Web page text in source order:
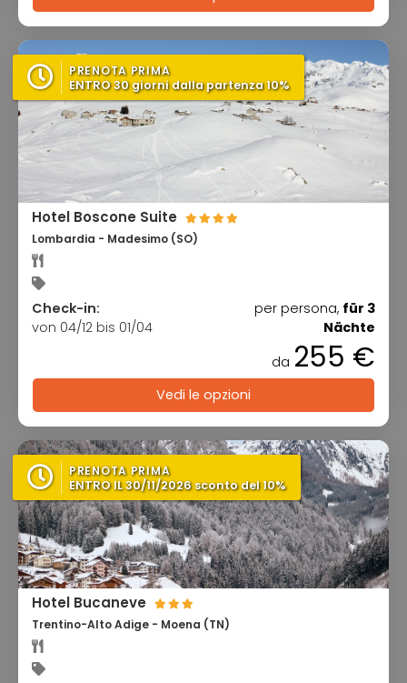
PRENOTA PRIMA
ENTRO 30 giorni dalla partenza 10%
Hotel Boscone Suite
Lombardia - Madesimo (SO)
Check-in:
von 04/12 bis 01/04
per persona, für 3
Nächte
da 255 €
Vedi le opzioni
PRENOTA PRIMA
ENTRO IL 30/11/2026 sconto del 10%
Hotel Bucaneve
Trentino-Alto Adige - Moena (TN)